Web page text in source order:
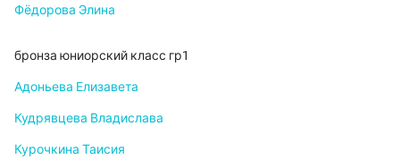
Фёдорова Элина
бронза юниорский класс гр1
Адоньева Елизавета
Кудрявцева Владислава
Курочкина Таисия